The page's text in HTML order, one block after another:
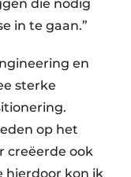
die nodig
in te gaan.”
en
sterke
op het
creëerde ook
hierdoor kon ik